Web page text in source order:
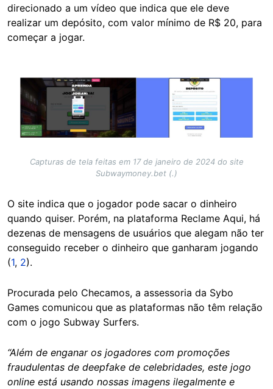
direcionado a um vídeo que indica que ele deve
realizar um depósito, com valor mínimo de R$ 20, para
começar a jogar.
Image
Capturas de tela feitas em 17 de janeiro de 2024 do site
Subwaymoney.bet (.)
O site indica que o jogador pode sacar o dinheiro
quando quiser. Porém, na plataforma Reclame Aqui, há
dezenas de mensagens de usuários que alegam não ter
conseguido receber o dinheiro que ganharam jogando
(1, 2).
Procurada pelo Checamos, a assessoria da Sybo
Games comunicou que as plataformas não têm relação
com o jogo Subway Surfers.
“Além de enganar os jogadores com promoções
fraudulentas de deepfake de celebridades, este jogo
online está usando nossas imagens ilegalmente e